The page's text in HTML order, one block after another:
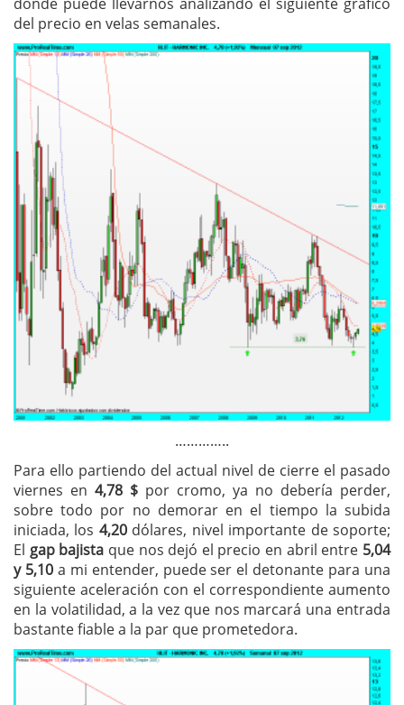
del precio en velas semanales.
…………..
Para ello partiendo del actual nivel de cierre el pasado
viernes en 4,78 $ por cromo, ya no debería perder,
sobre todo por no demorar en el tiempo la subida
iniciada, los 4,20dólares, nivel importante de soporte;
El gap bajista que nos dejó el precio en abril entre 5,04
y 5,10a mi entender, puede ser el detonante para una
siguiente aceleración con el correspondiente aumento
en la volatilidad, a la vez que nos marcará una entrada
bastante fiable a la par que prometedora.